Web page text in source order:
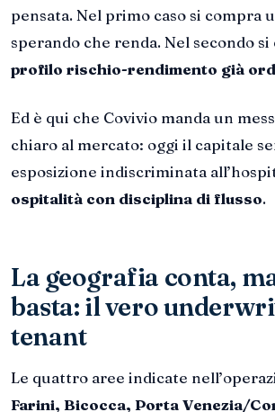
pensata. Nel primo caso si compra
sperando che renda. Nel secondo
profilo rischio-rendimento già
Ed è qui che Covivio manda un
chiaro al mercato: oggi il capitale
esposizione indiscriminata
ospitalità con disciplina di flusso.
La geografia conta,
basta: il vero
tenant
Le quattro aree indicate
Farini, Bicocca, Porta Venezia/